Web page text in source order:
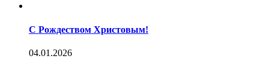
С Рождеством Христовым!
04.01.2026